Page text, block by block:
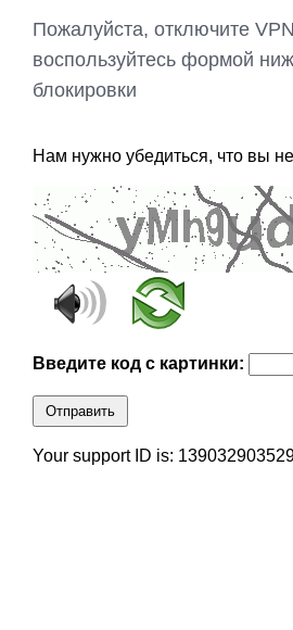
Пожалуйста, отключите
воспользуйтесь формой
блокировки
Нам нужно убедиться, что вы
Введите код с картинки:
Отправить
Your support ID is: